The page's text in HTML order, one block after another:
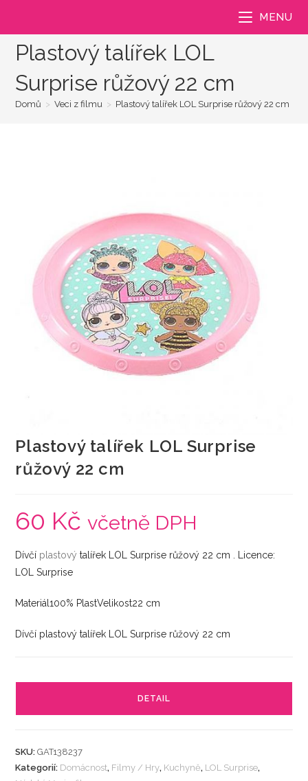
MENU
Plastový talířek LOL
Surprise růžový 22 cm
Domů > Veci z filmu > Plastový talířek LOL Surprise růžový 22 cm
Plastový talířek LOL Surprise
růžový 22 cm
60 Kč včetně DPH
Dívčí plastový talířek LOL Surprise růžový 22 cm . Licence:
LOL Surprise
Materiál100% PlastVelikost22 cm
Dívčí plastový talířek LOL Surprise růžový 22 cm
DETAIL
SKU:GAT138237
Kategorií: Domácnost, Filmy / Hry, Kuchyně, LOL Surprise,